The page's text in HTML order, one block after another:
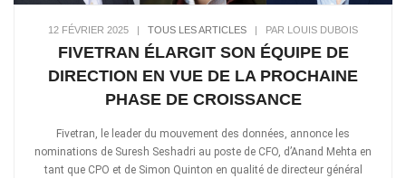
12 FÉVRIER 2025 TOUS LES ARTICLES PAR LOUIS DUBOIS
FIVETRAN ÉLARGIT SON ÉQUIPE DE
DIRECTION EN VUE DE LA PROCHAINE
PHASE DE CROISSANCE
Fivetran, le leader du mouvement des données, annonce les
nominations de Suresh Seshadri au poste de CFO, d’Anand Mehta en
tant que CPO et de Simon Quinton en qualité de directeur général